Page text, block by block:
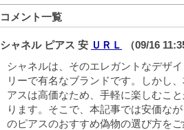
コメント一覧
シャネル ピアス 安 ＵＲＬ
（09/16
シャネルは、そのエレガントなデザ
リーで有名なブランドです。しかし
アスは高価なため、手軽に楽しむこ
ります。そこで、本記事では安価な
のピアスのおすすめ偽物の選び方を